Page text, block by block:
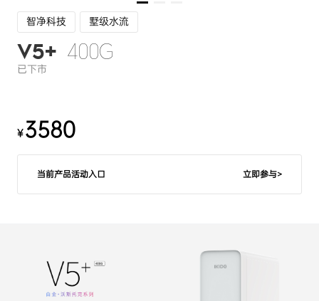
智净科技 墅级水流
V5+ 400G
已下市
¥3580
当前产品活动入口 立即参与>